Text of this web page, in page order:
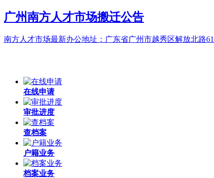
广州南方人才市场搬迁公告
南方人才市场最新办公地址：广东省广州市越秀区解放北路
在线申请
审批进度
查档案
户籍业务
档案业务